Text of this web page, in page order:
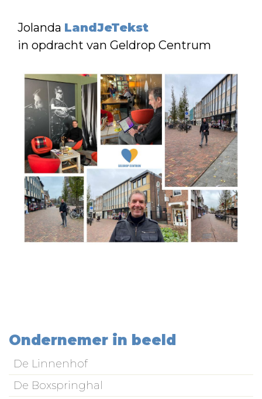
Ondernemer in beeld
De Linnenhof
De Boxspringhal
Jolanda LandJeTekst
in opdracht van Geldrop Centrum